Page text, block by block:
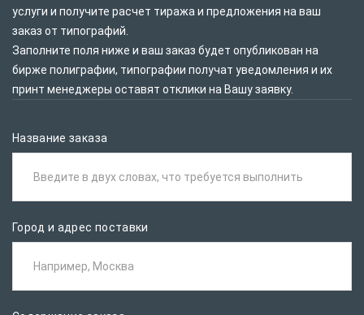
услуги и получите расчет тиража и предложения на ваш
заказ от типографий.
Заполните поля ниже и ваш заказ будет опубликован на
бирже полиграфии, типографии получат уведомления и их
принт менеджеры оставят отклики на Вашу заявку.
Название заказа
Введите в двух словах, что требуется выполнить
Город и адрес поставки
Например, Москва